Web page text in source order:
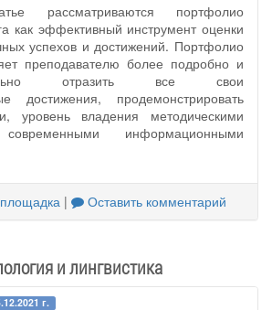
рассматриваются портфолио
как эффективный инструмент оценки
успехов и достижений. Портфолио
преподавателю более подробно и
отразить все свои
достижения, продемонстрировать
уровень владения методическими
информационными
| Оставить комментарий
и лингвистика
г.